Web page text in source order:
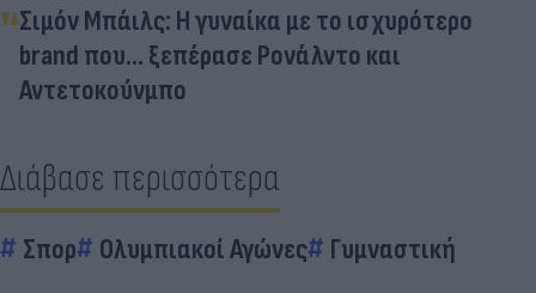
Σιμόν Μπάιλς: Η γυναίκα με το ισχυρότερο
brand που... ξεπέρασε Ρονάλντο και
Αντετοκούνμπο
Διάβασε περισσότερα
Σπορ Ολυμπιακοί Αγώνες Γυμναστική